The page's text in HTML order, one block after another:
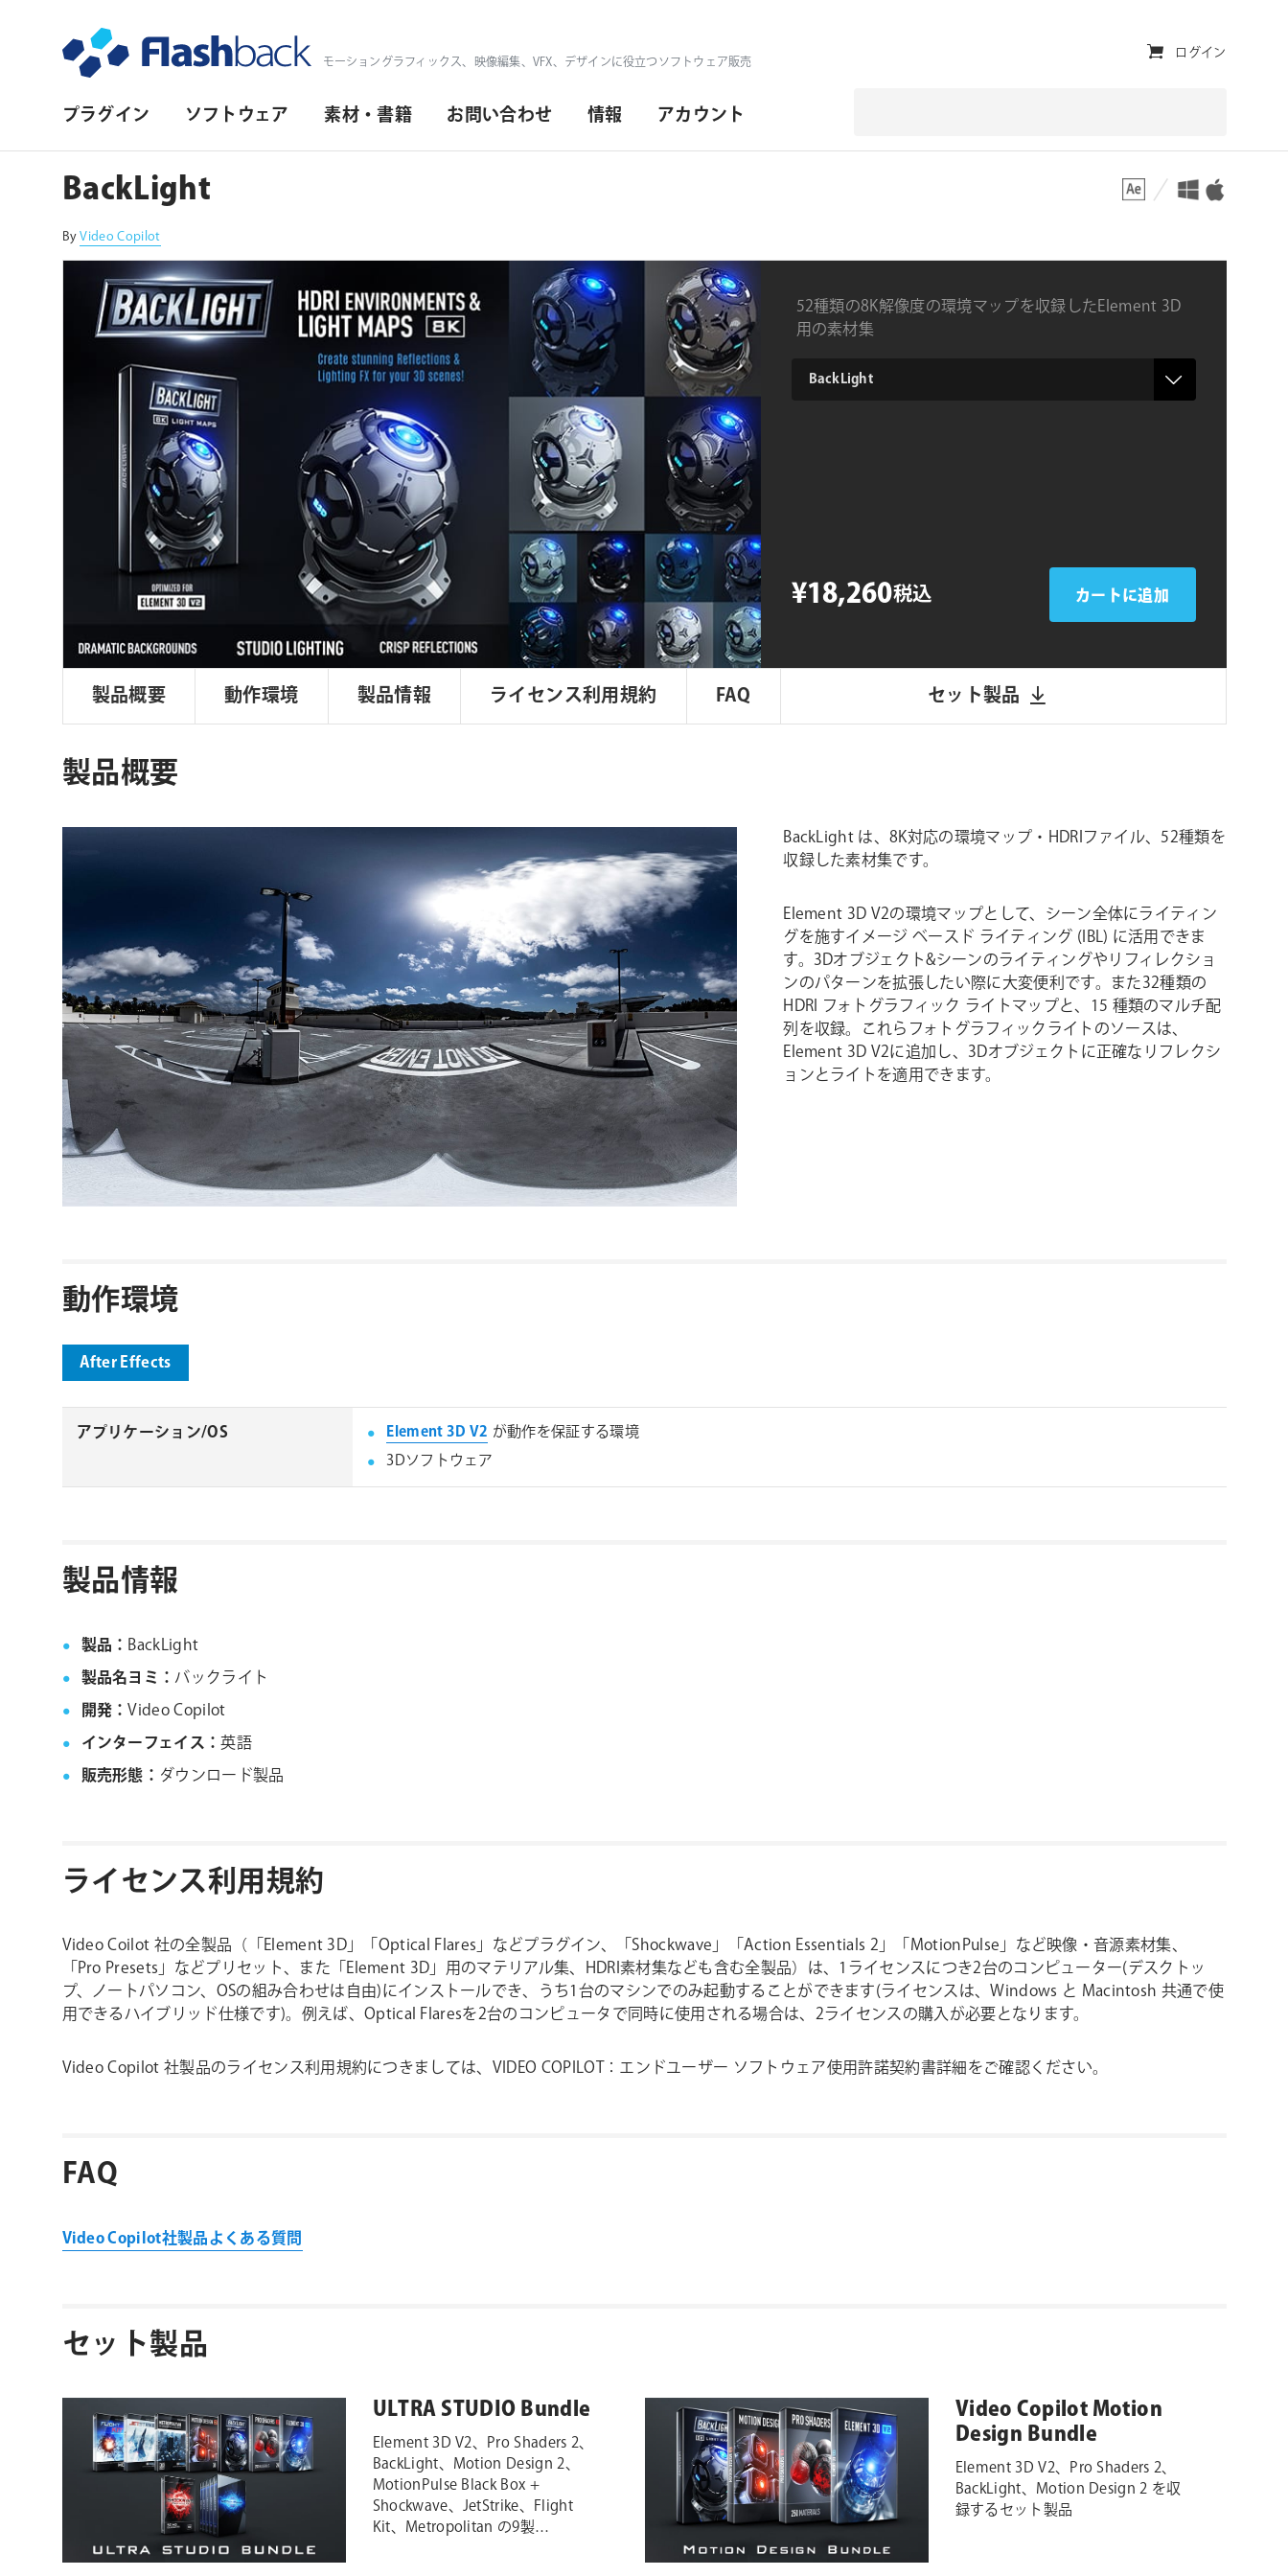
モーショングラフィックス、映像編集、VFX、デザインに役立つソフトウェア販売
プ
イ
マ
リ・
プラグイン ソフトウェア 素材・書籍 お問い合わせ 情報 アカウント
ユ
ィ
リ
ィ・
ナ
ゲ
ー
ログイン
BackLight 対応プラットフォーム 対応OS
ByVideo Copilot
52種類の8K解像度の環境マップを収録したElement 3D
用の素材集
product
¥18,260税込 カートに追加
製品概要 動作環境 製品情報 ライセンス利用規約 FAQ セット製品
製品概要
BackLight は、8K対応の環境マップ・HDRIファイル、52種類を
収録した素材集です。
Element 3D V2の環境マップとして、シーン全体にライティン
グを施すイメージ ベースド ライティング (IBL) に活用できま
す。3Dオブジェクト&シーンのライティングやリフィレクショ
ンのパターンを拡張したい際に大変便利です。また32種類の
HDRI フォトグラフィック ライトマップと、15 種類のマルチ配
列を収録。これらフォトグラフィックライトのソースは、
Element 3D V2に追加し、3Dオブジェクトに正確なリフレクシ
ョンとライトを適用できます。
動作環境
After Effects
アプリケーション/OS Element 3D V2 が動作を保証する環境
3Dソフトウェア
製品情報
製品： BackLight
製品名ヨミ： バックライト
開発：Video Copilot
インターフェイス：英語
販売形態： ダウンロード製品
ライセンス利用規約
Video Coilot 社の全製品（「Element 3D」「Optical Flares」などプラグイン、「Shockwave」「Action Essentials 2」「MotionPulse」など映像・音源素材集、
「Pro Presets」などプリセット、また「Element 3D」用のマテリアル集、HDRI素材集なども含む全製品）は、1ライセンスにつき2台のコンピューター(デスクトッ
プ、ノートパソコン、OSの組み合わせは自由)にインストールでき、うち1台のマシンでのみ起動することができます(ライセンスは、Windows と Macintosh 共通で使
用できるハイブリッド仕様です)。例えば、Optical Flaresを2台のコンピュータで同時に使用される場合は、2ライセンスの購入が必要となります。
Video Copilot 社製品のライセンス利用規約につきましては、VIDEO COPILOT：エンドユーザー ソフトウェア使用許諾契約書詳細をご確認ください。
FAQ
Video Copilot社製品よくある質問
セット製品
ULTRA STUDIO Bundle
Element 3D V2、Pro Shaders 2、
BackLight、Motion Design 2、
MotionPulse Black Box +
Shockwave、JetStrike、Flight
Kit、Metropolitan の9製…
Video Copilot Motion
Design Bundle
Element 3D V2、Pro Shaders 2、
BackLight、Motion Design 2 を収
録するセット製品